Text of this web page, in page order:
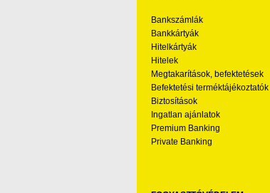
Bankszámlák
Bankkártyák
Hitelkártyák
Hitelek
Megtakarítások, befektetések
Befektetési terméktájékoztatók
Biztosítások
Ingatlan ajánlatok
Premium Banking
Private Banking